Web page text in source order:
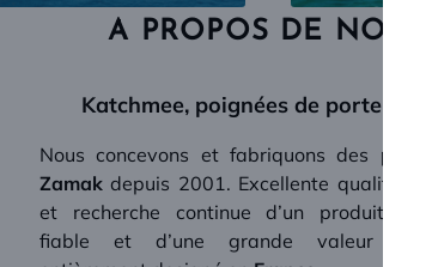
A PROPOS DE NOUS
Katchmee, poignées de porte
Nous concevons et fabriquons des
Zamak depuis 2001. Excellente qualité,
et recherche continue d’un produit
fiable et d’une grande valeur